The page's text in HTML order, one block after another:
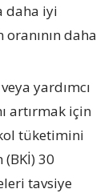
daha iyi
oranının daha
yardımcı
artırmak için
tüketimini
30
tavsiye